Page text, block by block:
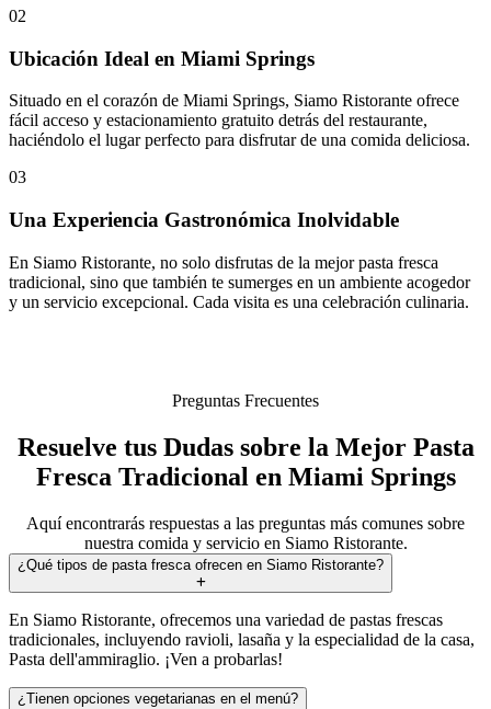
02
Ubicación Ideal en Miami Springs
Situado en el corazón de Miami Springs, Siamo Ristorante ofrece
fácil acceso y estacionamiento gratuito detrás del restaurante,
haciéndolo el lugar perfecto para disfrutar de una comida deliciosa.
03
Una Experiencia Gastronómica Inolvidable
En Siamo Ristorante, no solo disfrutas de la mejor pasta fresca
tradicional, sino que también te sumerges en un ambiente acogedor
y un servicio excepcional. Cada visita es una celebración culinaria.
Preguntas Frecuentes
Resuelve tus Dudas sobre la Mejor Pasta
Fresca Tradicional en Miami Springs
Aquí encontrarás respuestas a las preguntas más comunes sobre
nuestra comida y servicio en Siamo Ristorante.
¿Qué tipos de pasta fresca ofrecen en Siamo Ristorante?
En Siamo Ristorante, ofrecemos una variedad de pastas frescas
tradicionales, incluyendo ravioli, lasaña y la especialidad de la casa,
Pasta dell'ammiraglio. ¡Ven a probarlas!
¿Tienen opciones vegetarianas en el menú?